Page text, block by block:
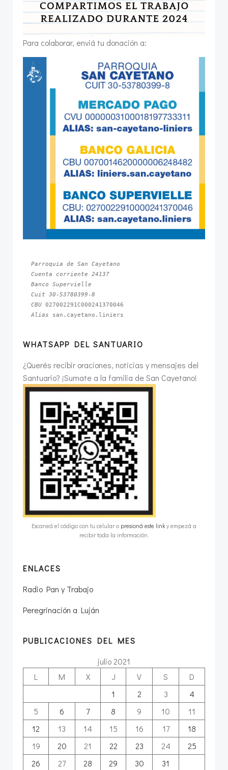
Para colaborar, enviá tu donación a:
Parroquia de San Cayetano
Cuenta corriente 24137
Banco Supervielle
Cuit 30-53780399-8
CBU
Alias san.cayetano.liniers
WHATSAPP DEL SANTUARIO
¿Querés recibir oraciones, noticias y mensajes del
Santuario? ¡Sumate a la familia de San Cayetano!
Escaneá el código con tu celular o presioná este link y empezá a
recibir toda la información.
ENLACES
Radio Pan y Trabajo
Peregrinación a Luján
PUBLICACIONES DEL MES
julio 2021
L
M X J V S
D
1
2 3
4
5
6 7 8 9 10
11
12
13 14 15 16 17
18
19
20 21 22 23 24
25
26
27 28 29 30 31